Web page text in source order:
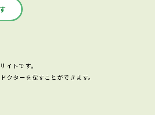
イトです。
ターを探すことができます。